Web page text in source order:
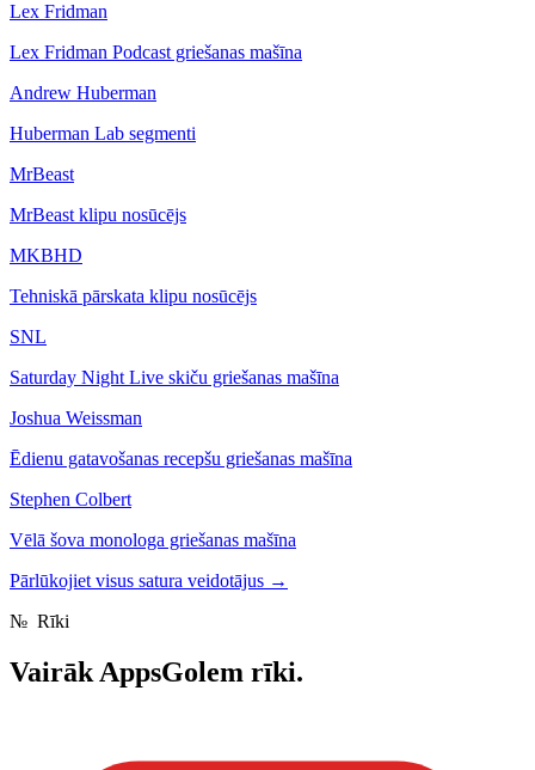
Lex Fridman
Lex Fridman Podcast griešanas mašīna
Andrew Huberman
Huberman Lab segmenti
MrBeast
MrBeast klipu nosūcējs
MKBHD
Tehniskā pārskata klipu nosūcējs
SNL
Saturday Night Live skiču griešanas mašīna
Joshua Weissman
Ēdienu gatavošanas recepšu griešanas mašīna
Stephen Colbert
Vēlā šova monologa griešanas mašīna
Pārlūkojiet visus satura veidotājus →
№ Rīki
VairākAppsGolem rīki.